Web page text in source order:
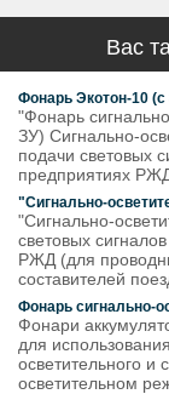
Вас
Фонарь Экотон-10 (с
"Фонарь
ЗУ) Сигнально-
подачи световых
предприятиях
"Сигнально-
"Сигнально-
световых
РЖД (для
составителей
Фонарь сигнально-
Фонари
для
осветительного и
осветительном